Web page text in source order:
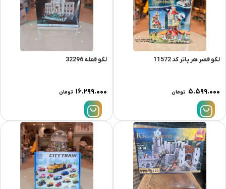
لگو قصر هر پاتر کد 11572
۵.۵۹۹.۰۰۰ تومان
لگو قعله 32296
۱۶.۲۹۹.۰۰۰ تومان